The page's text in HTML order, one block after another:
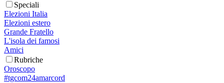
Speciali
Elezioni Italia
Elezioni estero
Grande Fratello
L'isola dei famosi
Amici
Rubriche
Oroscopo
#tgcom24amarcord